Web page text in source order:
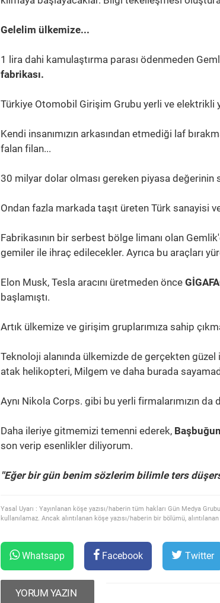
Gelelim ülkemize...
1 lira dahi kamulaştırma parası ödenmeden
fabrikası.
Türkiye Otomobil Girişim Grubu yerli ve elektrikli
Kendi insanımızın arkasından etmediği laf
falan filan...
30 milyar dolar olması gereken piyasa değerinin
Ondan fazla markada taşıt üreten Türk sanayisi
Fabrikasının bir serbest bölge limanı olan
gemiler ile ihraç edilecekler. Ayrıca bu araçları
Elon Musk, Tesla aracını üretmeden önce
başlamıştı.
Artık ülkemize ve girişim gruplarımıza sahip
Teknoloji alanında ülkemizde de gerçekten güzel
atak helikopteri, Milgem ve daha burada
Aynı Nikola Corps. gibi bu yerli firmalarımızın
Daha ileriye gitmemizi temenni ederek,
son verip esenlikler diliyorum.
''Eğer bir gün benim sözlerim bilimle ters
Yasal Uyarı : Yayınlanan köşe yazısı/haberin tüm hakları Gün Medya
kullanılamaz. Ancak alıntılanan köşe yazısı/haberin bir bölümü,
Whatsapp Facebook Twitter
YORUM YAZIN